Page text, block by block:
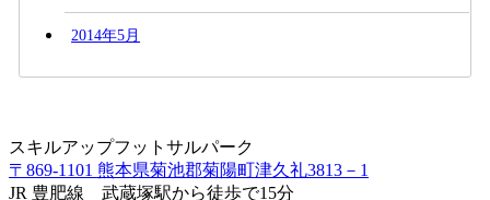
2014年5月
スキルアップフットサルパーク
〒869-1101 熊本県菊池郡菊陽町津久礼3813－1
JR 豊肥線 武蔵塚駅から徒歩で15分